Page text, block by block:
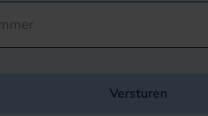
Versturen